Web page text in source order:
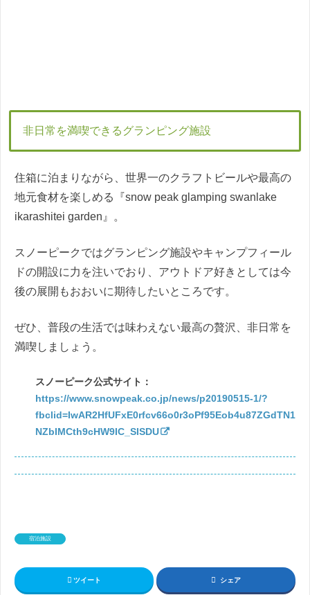
非日常を満喫できるグランピング施設
住箱に泊まりながら、世界一のクラフトビールや最高の
地元食材を楽しめる『snow peak glamping swanlake
ikarashitei garden』。
スノーピークではグランピング施設やキャンプフィール
ドの開設に力を注いでおり、アウトドア好きとしては今
後の展開もおおいに期待したいところです。
ぜひ、普段の生活では味わえない最高の贅沢、非日常を
満喫しましょう。
スノーピーク公式サイト：
https://www.snowpeak.co.jp/news/p20190515-1/?
fbclid=IwAR2HfUFxE0rfcv66o0r3oPf95Eob4u87ZGdTN1
NZbIMCth9cHW9IC_SISDU
宿泊施設
ツイート シェア